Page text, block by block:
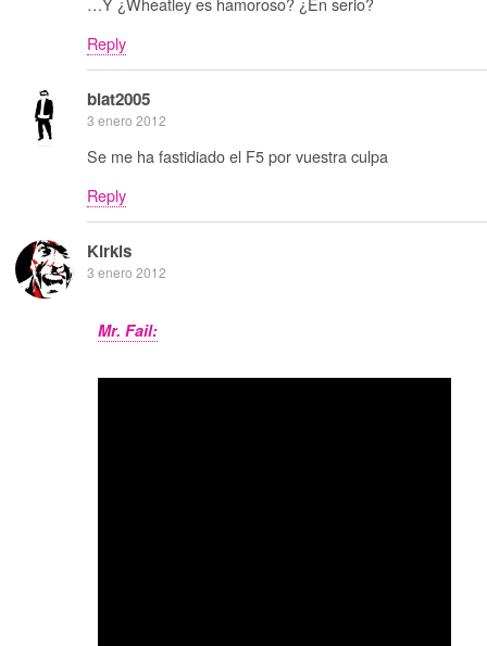
Reply
blat2005
3 enero 2012
Se me ha fastidiado el F5 por vuestra culpa
Reply
Kirkis
3 enero 2012
Mr. Fail: